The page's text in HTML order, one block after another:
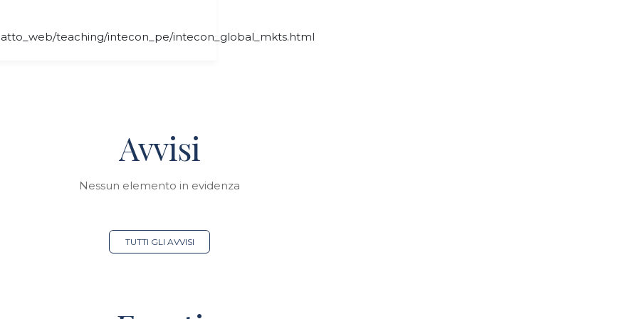
teaching/intecon_pe/intecon_global_mkts.html
Avvisi
Nessun elemento in evidenza
TUTTI GLI AVVISI